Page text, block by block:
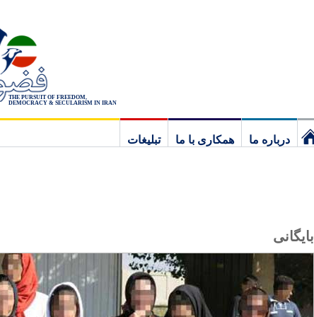
THE PURSUIT OF FREEDOM,
DEMOCRACY & SECULARISM IN IRAN
درباره ما همکاری با ما
تبلیغات
بایگانی